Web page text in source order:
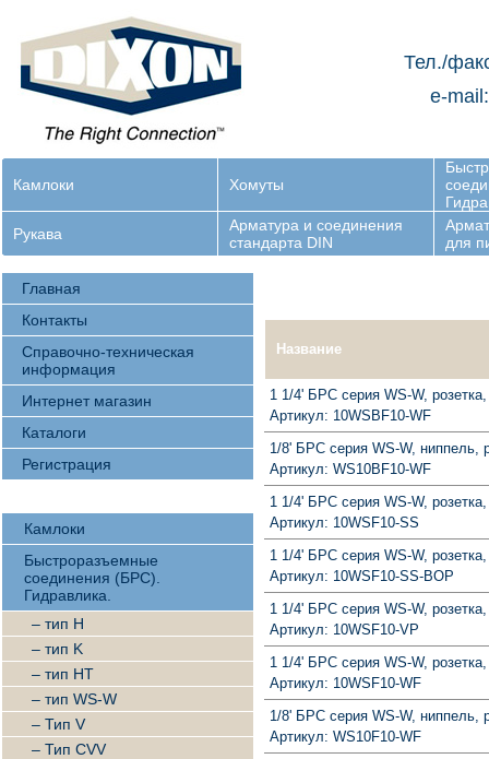
Камлоки Хомуты
Рукава
Арматура и соединения
стандарта DIN
для
Тел./
e-
Главная
Контакты
Справочно-техническая
информация
Интернет магазин
Каталоги
Регистрация
Камлоки
Быстроразъемные
соединения (БРС).
Гидравлика.
– тип H
– тип K
– тип HT
– тип WS-W
– Тип V
– Тип CVV
Название
1 1/4' БРС серия WS-W,
Артикул: 10WSBF10-WF
1/8' БРС серия WS-W, ниппель,
Артикул: WS10BF10-WF
1 1/4' БРС серия WS-W,
Артикул: 10WSF10-SS
1 1/4' БРС серия WS-W,
Артикул: 10WSF10-SS-BOP
1 1/4' БРС серия WS-W,
Артикул: 10WSF10-VP
1 1/4' БРС серия WS-W,
Артикул: 10WSF10-WF
1/8' БРС серия WS-W, ниппель,
Артикул: WS10F10-WF